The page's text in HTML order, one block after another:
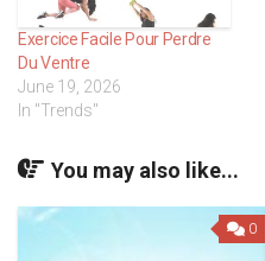
Exercice Facile Pour Perdre
Du Ventre
June 19, 2026
In "Trends"
You may also like...
0